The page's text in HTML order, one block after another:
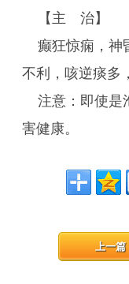
【主 治】
癫狂惊痫，神
不利，咳逆痰多
注意：即使是
害健康。
上一篇